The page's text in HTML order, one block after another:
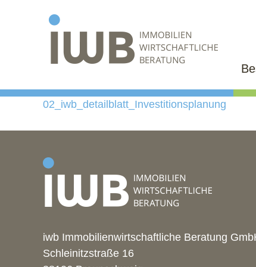
02_iwb_detailblatt_Investitionsplanung
iwb Immobilienwirtschaftliche Beratung
Schleinitzstraße 16